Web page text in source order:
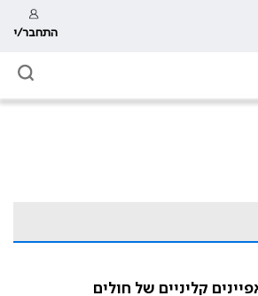
התחבר/י
קליניים של חולים